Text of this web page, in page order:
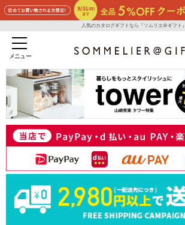
人気のカタログギフトなら『ソムリエ＠ギフト』
メニュー